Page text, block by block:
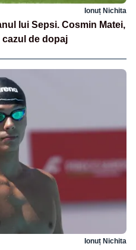
Ionuț Nichita
lui Sepsi. Cosmin Matei,
de dopaj
Ionuț Nichita